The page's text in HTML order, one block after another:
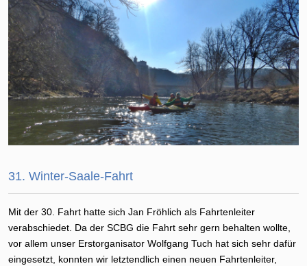
31. Winter-Saale-Fahrt
Mit der 30. Fahrt hatte sich Jan Fröhlich als Fahrtenleiter
verabschiedet. Da der SCBG die Fahrt sehr gern behalten wollte,
vor allem unser Erstorganisator Wolfgang Tuch hat sich sehr dafür
eingesetzt, konnten wir letztendlich einen neuen Fahrtenleiter,